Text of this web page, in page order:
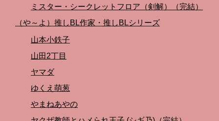
ミスター・シークレットフロア（剣解）（完結）
（や～よ）推しBL作家・推しBLシリーズ
山本小鉄子
山田2丁目
ヤマダ
ゆくえ萌葱
やまねあやの